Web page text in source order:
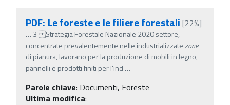
PDF: Le foreste e le filiere forestali [22%]
… 3 Strategia Forestale Nazionale 2020 settore,
concentrate prevalentemente nelle industrializzatezone
di pianura, lavorano per la produzione di mobili in legno,
pannelli e prodotti finiti per l'ind …
Parole chiave: Documenti, Foreste
Ultima modifica: